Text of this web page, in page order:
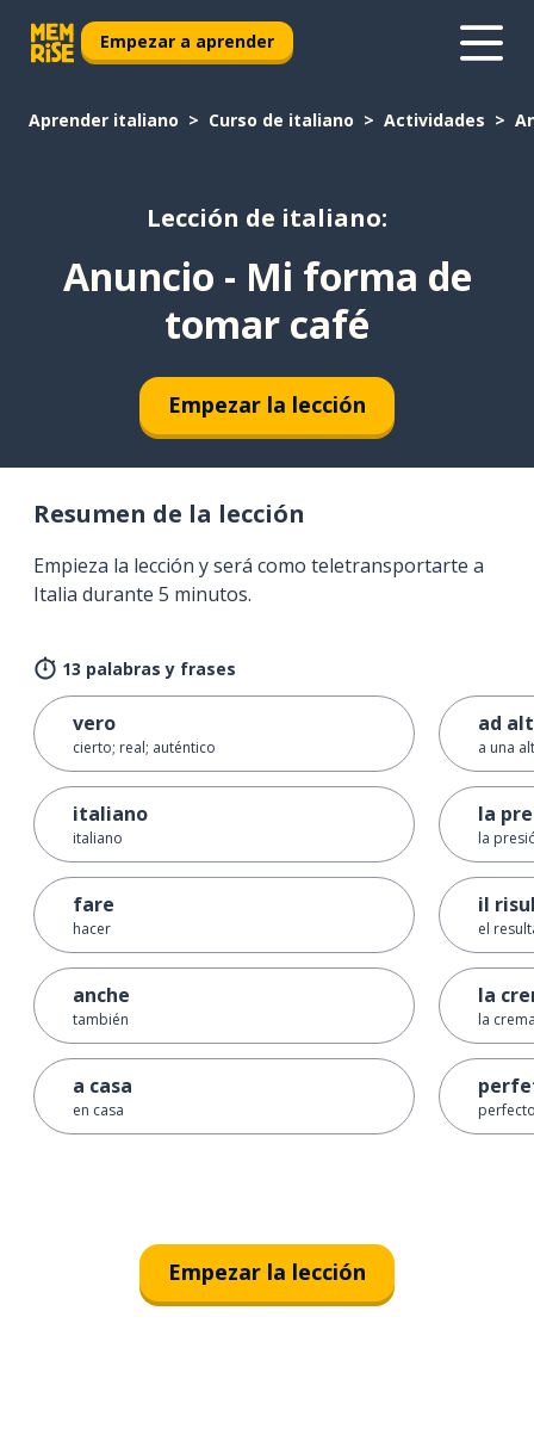
Empezar a aprender
Aprender italiano Curso de italiano Actividades
Lección de italiano:
Anuncio - Mi forma de
tomar café
Empezar la lección
Resumen de la lección
Empieza la lección y será como teletransportarte a
Italia durante 5 minutos.
13 palabras y frases
vero
cierto; real; auténtico
italiano
italiano
fare
hacer
anche
también
a casa
en casa
ad
a una
la
la
il
el
la
la
Empezar la lección